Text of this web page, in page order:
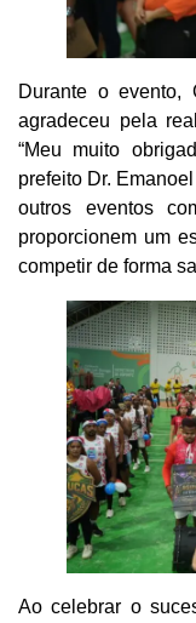
Durante o evento,
agradeceu pela
“Meu muito
prefeito Dr.
outros eventos
proporcionem um
competir de forma
Ao celebrar o